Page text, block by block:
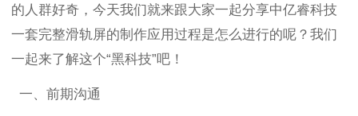
的人群好奇，今天我们就来跟大家一起分享中亿睿科技
一套完整滑轨屏的制作应用过程是怎么进行的呢？我们
一起来了解这个“黑科技”吧！
一、前期沟通